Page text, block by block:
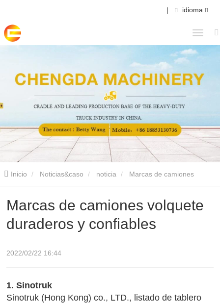
| idioma
Inicio Noticias&caso noticia
Marcas de camiones volquete
duraderos y confiables
2022/02/22 16:44
1. Sinotruk
Sinotruk (Hong Kong) co., LTD., listado de tablero